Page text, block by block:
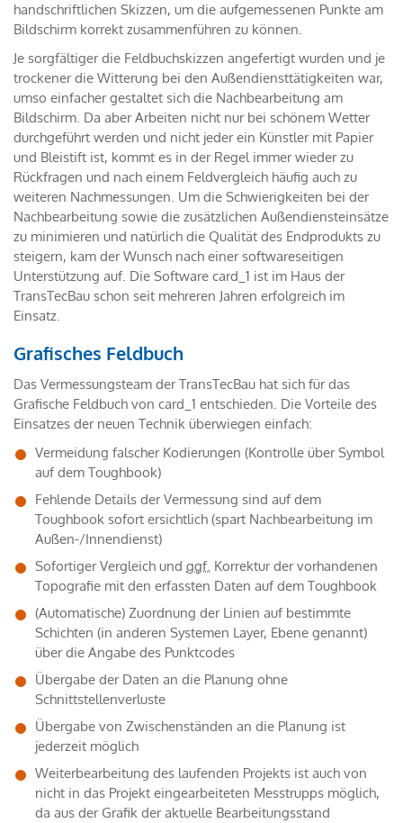
handschriftlichen Skizzen, um die aufgemessenen Punkte am
Bildschirm korrekt zusammenführen zu können.
Je sorgfältiger die Feldbuchskizzen angefertigt wurden und je
trockener die Witterung bei den Außendiensttätigkeiten war,
umso einfacher gestaltet sich die Nachbearbeitung am
Bildschirm. Da aber Arbeiten nicht nur bei schönem Wetter
durchgeführt werden und nicht jeder ein Künstler mit Papier
und Bleistift ist, kommt es in der Regel immer wieder zu
Rückfragen und nach einem Feldvergleich häufig auch zu
weiteren Nachmessungen. Um die Schwierigkeiten bei der
Nachbearbeitung sowie die zusätzlichen Außendiensteinsätze
zu minimieren und natürlich die Qualität des Endprodukts zu
steigern, kam der Wunsch nach einer softwareseitigen
Unterstützung auf. Die Software card_1 ist im Haus der
TransTecBau schon seit mehreren Jahren erfolgreich im
Einsatz.
Grafisches Feldbuch
Das Vermessungsteam der TransTecBau hat sich für das
Grafische Feldbuch von card_1 entschieden. Die Vorteile des
Einsatzes der neuen Technik überwiegen einfach:
Vermeidung falscher Kodierungen (Kontrolle über Symbol
auf dem Toughbook)
Fehlende Details der Vermessung sind auf dem
Toughbook sofort ersichtlich (spart Nachbearbeitung im
Außen-/Innendienst)
Sofortiger Vergleich und ggf. Korrektur der vorhandenen
Topografie mit den erfassten Daten auf dem Toughbook
(Automatische) Zuordnung der Linien auf bestimmte
Schichten (in anderen Systemen Layer, Ebene genannt)
über die Angabe des Punktcodes
Übergabe der Daten an die Planung ohne
Schnittstellenverluste
Übergabe von Zwischenständen an die Planung ist
jederzeit möglich
Weiterbearbeitung des laufenden Projekts ist auch von
nicht in das Projekt eingearbeiteten Messtrupps möglich,
da aus der Grafik der aktuelle Bearbeitungsstand